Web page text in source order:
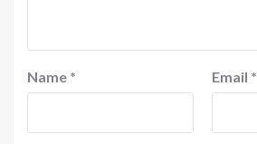
Name * Email *